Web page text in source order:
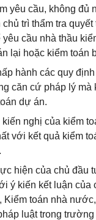
yêu cầu, không đủ
trì thẩm tra quyết
cầu nhà thầu
lại hoặc kiểm toán
hành các quy
căn cứ pháp lý mà
dự án.
nghị của kiểm
với kết quả kiểm
hiện của chủ đầu
ý kiến kết luận của
Kiểm toán nhà
luật trong